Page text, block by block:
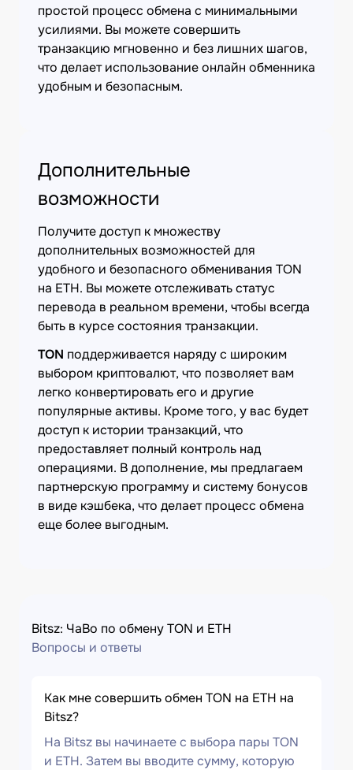
простой процесс обмена с минимальными
усилиями. Вы можете совершить
транзакцию мгновенно и без лишних шагов,
что делает использование онлайн обменника
удобным и безопасным.
Дополнительные
возможности
Получите доступ к множеству
дополнительных возможностей для
удобного и безопасного обменивания TON
на ETH. Вы можете отслеживать статус
перевода в реальном времени, чтобы всегда
быть в курсе состояния транзакции.
TON поддерживается наряду с широким
выбором криптовалют, что позволяет вам
легко конвертировать его и другие
популярные активы. Кроме того, у вас будет
доступ к истории транзакций, что
предоставляет полный контроль над
операциями. В дополнение, мы предлагаем
партнерскую программу и систему бонусов
в виде кэшбека, что делает процесс обмена
еще более выгодным.
Bitsz: ЧаВо по обмену TON и ETH
Вопросы и ответы
Как мне совершить обмен TON на ETH на
Bitsz?
На Bitsz вы начинаете с выбора пары TON
и ETH. Затем вы вводите сумму, которую